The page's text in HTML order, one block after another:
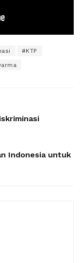
#KTP
Indonesia untuk